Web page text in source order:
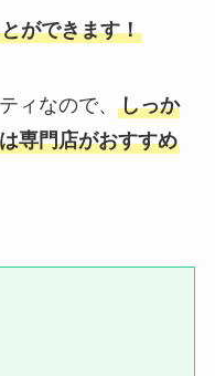
ができます！
ィなので、 しっか
専門店がおすすめ